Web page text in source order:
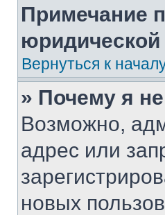
Примечание
Вернуться к
» Почему я
Возможно,
адрес или
новых